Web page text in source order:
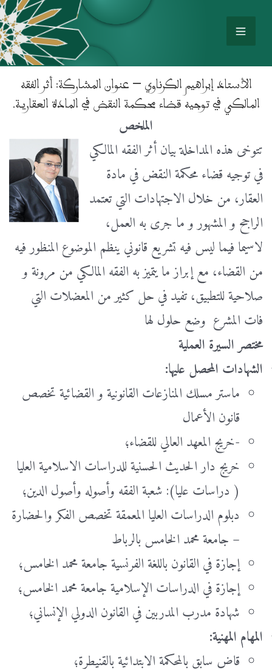
الأستاذ إبراهيم الكرناوي – عنوان المشاركة: أثر الفقه
المالكي في توجيه قضاء محكمة النقض في المادة العقارية.
الملخص
تتوخى هذه المداخلة بيان أثر الفقه المالكي
في توجيه قضاء محكمة النقض في مادة
العقار، من خلال الاجتهادات التي تعتمد
الراجح و المشهور و ما جرى به العمل،
لاسيما فيما ليس فيه تشريع قانوني ينظم الموضوع المنظور فيه
من القضاء، مع إبراز ما يتميز به الفقه المالكي من مرونة و
صلاحية للتطبيق، تفيد في حل كثير من المعضلات التي
فات المشرع وضع حلول لها
مختصر السيرة العملية
الشهادات المحصل عليها:
ماستر مسلك المنازعات القانونية و القضائية تخصص
قانون الأعمال
-خريج المعهد العالي للقضاء؛
خريج دار الحديث الحسنية للدراسات الاسلامية العليا
( دراسات عليا): شعبة الفقه وأصوله وأصول الدين؛
دبلوم الدراسات العليا المعمقة تخصص الفكر والحضارة
– جامعة محمد الخامس بالرباط
إجازة في القانون باللغة الفرنسية جامعة محمد الخامس؛
إجازة في الدراسات الإسلامية جامعة محمد الخامس؛
شهادة مدرب المدربين في القانون الدولي الإنساني؛
المهام المهنية:
قاض سابق بالمحكمة الابتدائية بالقنيطرة؛